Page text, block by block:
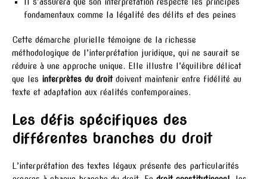
fondamentaux comme la légalité des délits et des peines
Cette démarche plurielle témoigne de la richesse
méthodologique de l’interprétation juridique, qui ne saurait se
réduire à une approche unique. Elle illustre l’équilibre délicat
que les interprètes du droitdoivent maintenir entre fidélité au
texte et adaptation aux réalités contemporaines.
Les défis spécifiques des
différentes branches du droit
L’interprétation des textes légaux présente des particularités